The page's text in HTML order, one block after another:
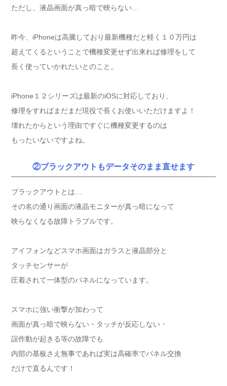
ただし、液晶画面が真っ暗で映らない…
昨今、iPhoneは高騰しており最新機種だと軽く１０万円は
超えてくるということで機種変更せず出来れば修理をして
長く使っていかれたいとのこと。
iPhone１２シリーズは最新のiOSに対応しており、
修理をすればまだまだ現役で長くお使いいただけますよ！
壊れたからという理由ですぐに機種変更するのは
もったいないですよね。
②ブラックアウトもデータそのまま直せます
ブラックアウトとは…
その名の通り画面の液晶モニターが真っ暗になって
映らなくなる故障トラブルです。
アイフォンなどスマホ画面はガラスと液晶部分と
タッチセンサーが
圧着されて一体型のパネルになっています。
スマホに強い衝撃が加わって
画面が真っ暗で映らない・タッチが反応しない・
誤作動が起きる等の故障でも
内部の基板さえ無事であれば実は高確率でパネル交換
だけで直るんです！